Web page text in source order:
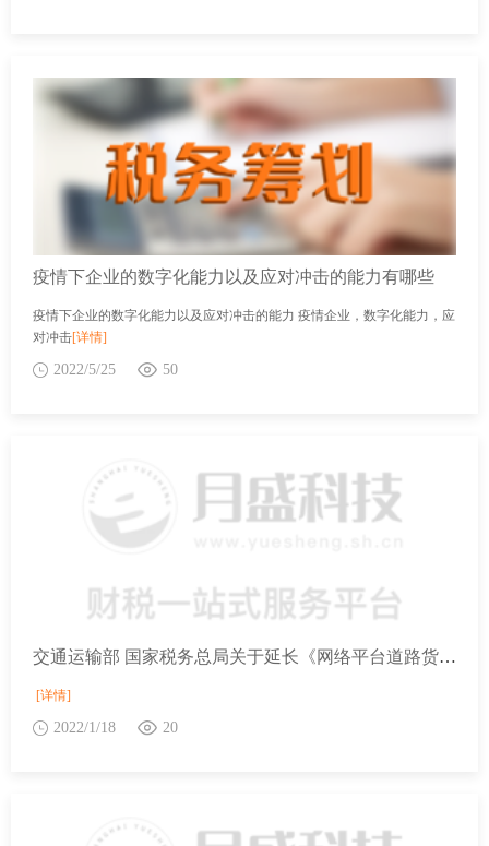
疫情下企业的数字化能力以及应对冲击的能力有哪些
疫情下企业的数字化能力以及应对冲击的能力 疫情企业，数字化能力，应
对冲击[详情]
2022/5/25 50
交通运输部 国家税务总局关于延长《网络平台道路货物运输经营管理暂行办法》有效期的公告
[详情]
2022/1/18 20